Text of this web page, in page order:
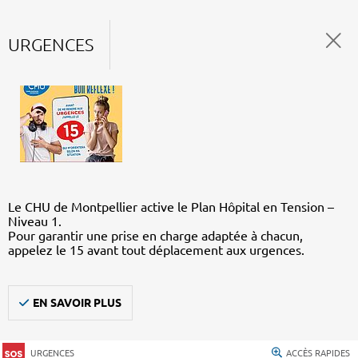
URGENCES
Le CHU de Montpellier active le Plan Hôpital en Tension –
Niveau 1.
Pour garantir une prise en charge adaptée à chacun,
appelez le 15 avant tout déplacement aux urgences.
EN SAVOIR PLUS
URGENCES ACCÈS RAPIDES